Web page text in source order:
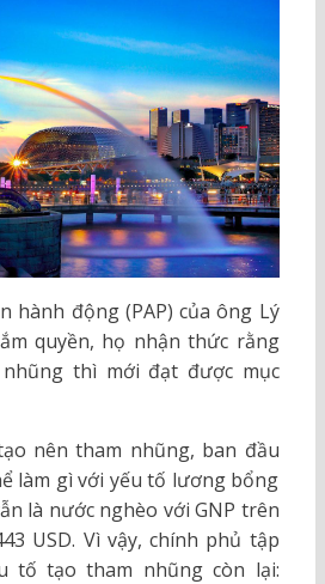
hành động (PAP) của ông Lý
quyền, họ nhận thức rằng
thì mới đạt được mục
nên tham nhũng, ban đầu
làm gì với yếu tố lương bổng
là nước nghèo với GNP trên
USD. Vì vậy, chính phủ tập
tố tạo tham nhũng còn lại: